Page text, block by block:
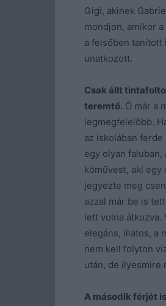
Gigi, akinek
mondjon, amikor
a felsőben tanított
unatkozott.
Csak állt
teremtő. Ő már a
legmegfelelőbb.
az iskolában
egy olyan
kőművest, aki egy
jegyezte meg
azzal már be is
lett volna átkozva.
elegáns, illatos, a
nem kell folyton
után, de ilyesmire
A második férjét